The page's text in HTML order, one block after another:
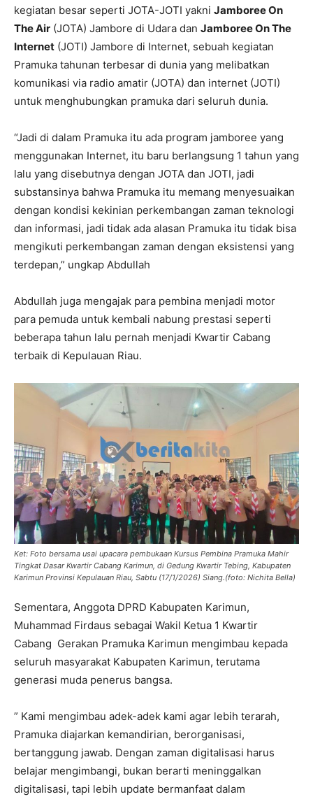
kegiatan besar seperti JOTA-JOTI yakni Jamboree On
The Air (JOTA) Jambore di Udara dan Jamboree On The
Internet (JOTI) Jambore di Internet, sebuah kegiatan
Pramuka tahunan terbesar di dunia yang melibatkan
komunikasi via radio amatir (JOTA) dan internet (JOTI)
untuk menghubungkan pramuka dari seluruh dunia.
“Jadi di dalam Pramuka itu ada program jamboree yang
menggunakan Internet, itu baru berlangsung 1 tahun yang
lalu yang disebutnya dengan JOTA dan JOTI, jadi
substansinya bahwa Pramuka itu memang menyesuaikan
dengan kondisi kekinian perkembangan zaman teknologi
dan informasi, jadi tidak ada alasan Pramuka itu tidak bisa
mengikuti perkembangan zaman dengan eksistensi yang
terdepan,” ungkap Abdullah
Abdullah juga mengajak para pembina menjadi motor
para pemuda untuk kembali nabung prestasi seperti
beberapa tahun lalu pernah menjadi Kwartir Cabang
terbaik di Kepulauan Riau.
Ket: Foto bersama usai upacara pembukaan Kursus Pembina Pramuka Mahir
Tingkat Dasar Kwartir Cabang Karimun, di Gedung Kwartir Tebing, Kabupaten
Karimun Provinsi Kepulauan Riau, Sabtu (17/1/2026) Siang.(foto: Nichita Bella)
Sementara, Anggota DPRD Kabupaten Karimun,
Muhammad Firdaus sebagai Wakil Ketua 1 Kwartir
Cabang Gerakan Pramuka Karimun mengimbau kepada
seluruh masyarakat Kabupaten Karimun, terutama
generasi muda penerus bangsa.
” Kami mengimbau adek-adek kami agar lebih terarah,
Pramuka diajarkan kemandirian, berorganisasi,
bertanggung jawab. Dengan zaman digitalisasi harus
belajar mengimbangi, bukan berarti meninggalkan
digitalisasi, tapi lebih update bermanfaat dalam